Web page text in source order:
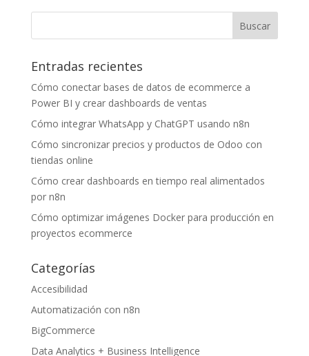
Entradas recientes
Cómo conectar bases de datos de ecommerce a
Power BI y crear dashboards de ventas
Cómo integrar WhatsApp y ChatGPT usando n8n
Cómo sincronizar precios y productos de Odoo con
tiendas online
Cómo crear dashboards en tiempo real alimentados
por n8n
Cómo optimizar imágenes Docker para producción en
proyectos ecommerce
Categorías
Accesibilidad
Automatización con n8n
BigCommerce
Data Analytics + Business Intelligence